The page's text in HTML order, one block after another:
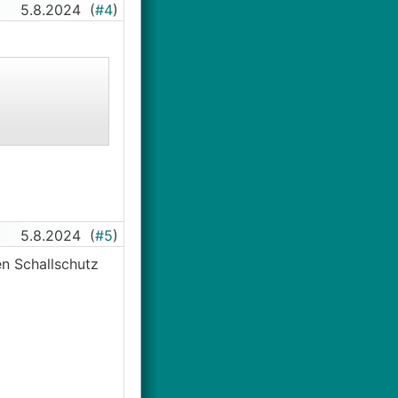
5.8.2024 (#4)
5.8.2024 (#5)
Schallschutz